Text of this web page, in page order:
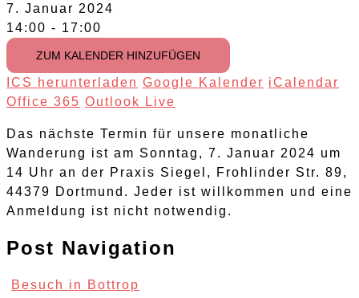
7. Januar 2024
14:00 - 17:00
ZUM KALENDER HINZUFÜGEN
ICS herunterladen Google Kalender iCalendar
Office 365 Outlook Live
Das nächste Termin für unsere monatliche
Wanderung ist am Sonntag, 7. Januar 2024 um
14 Uhr an der Praxis Siegel, Frohlinder Str. 89,
44379 Dortmund. Jeder ist willkommen und eine
Anmeldung ist nicht notwendig.
Post Navigation
Besuch in Bottrop